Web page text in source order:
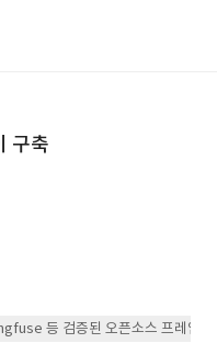
구축
등 검증된 오픈소스 프레임워